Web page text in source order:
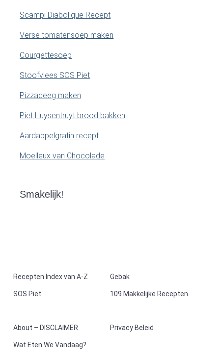
Scampi Diabolique Recept
Verse tomatensoep maken
Courgettesoep
Stoofvlees SOS Piet
Pizzadeeg maken
Piet Huysentruyt brood bakken
Aardappelgratin recept
Moelleux van Chocolade
Smakelijk!
Recepten Index van A-Z Gebak
SOS Piet 109 Makkelijke Recepten
About – DISCLAIMER Privacy Beleid
Wat Eten We Vandaag?